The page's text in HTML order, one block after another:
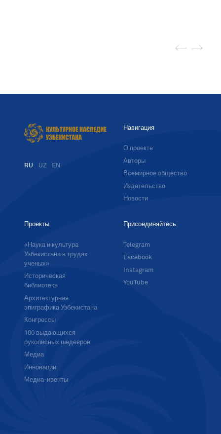
RU UZ EN
Навигация
О проекте
Авторы
Всемирное общество
Издательство
Новости
Проекты
«Наука и культура
Узбекистана в трудах
ученых»
Историческая
библиотека
Архитектурная
эпиграфика Узбекистана
Конгрессы
100 выдающихся
рукописных шедевров
Медиа
Инновации
Медиа-ивенты
Присоединяйтесь
Telegram
Facebook
Instagram
YouTube